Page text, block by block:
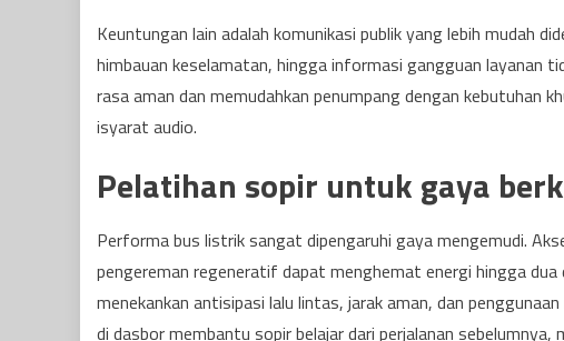
Keuntungan lain adalah komunikasi publik yang lebih mudah
himbauan keselamatan, hingga informasi gangguan layanan
rasa aman dan memudahkan penumpang dengan kebutuhan
isyarat audio.
Pelatihan sopir untuk gaya
Performa bus listrik sangat dipengaruhi gaya mengemudi.
pengereman regeneratif dapat menghemat energi hingga
menekankan antisipasi lalu lintas, jarak aman, dan
di dasbor membantu sopir belajar dari perjalanan sebelumnya,